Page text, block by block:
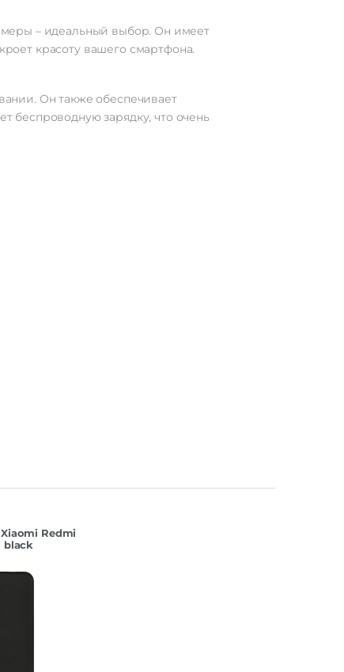
– идеальный выбор. Он имеет
красоту вашего смартфона.
Он также обеспечивает
беспроводную зарядку, что очень
Redmi
black